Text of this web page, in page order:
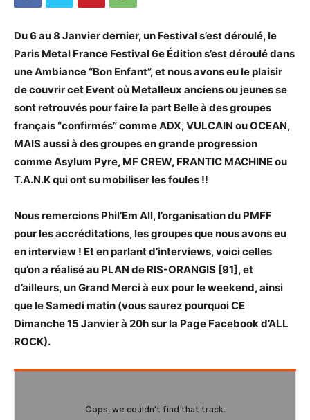
Du 6 au 8 Janvier dernier, un Festival s’est déroulé, le
Paris Metal France Festival 6e Édition s’est déroulé dans
une Ambiance “Bon Enfant”, et nous avons eu le plaisir
de couvrir cet Event où Metalleux anciens ou jeunes se
sont retrouvés pour faire la part Belle à des groupes
français “confirmés” comme ADX, VULCAIN ou OCEAN,
MAIS aussi à des groupes en grande progression
comme Asylum Pyre, MF CREW, FRANTIC MACHINE ou
T.A.N.K qui ont su mobiliser les foules !!
Nous remercions Phil’Em All, l’organisation du PMFF
pour les accréditations, les groupes que nous avons eu
en interview ! Et en parlant d’interviews, voici celles
qu’on a réalisé au PLAN de RIS-ORANGIS [91], et
d’ailleurs, un Grand Merci à eux pour le weekend, ainsi
que le Samedi matin (vous saurez pourquoi CE
Dimanche 15 Janvier à 20h sur la Page Facebook d’ALL
ROCK).